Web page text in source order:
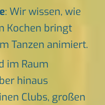
: Wir wissen, wie
Kochen bringt
Tanzen animiert.
im Raum
hinaus
Clubs, großen